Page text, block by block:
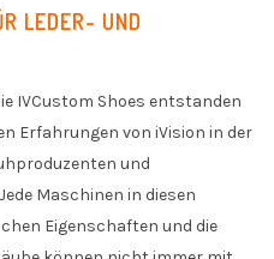
LEDER- UND
IVCustom Shoes entstanden
Erfahrungen von iVision in der
und
Maschinen in diesen
Eigenschaften und die